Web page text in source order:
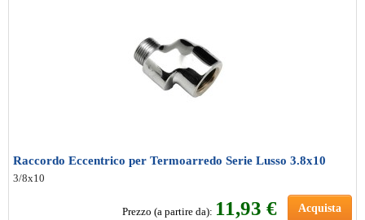
Raccordo Eccentrico per Termoarredo Serie Lusso 3.8x10
3/8x10
Prezzo (a partire da): 11,93 € Acquista